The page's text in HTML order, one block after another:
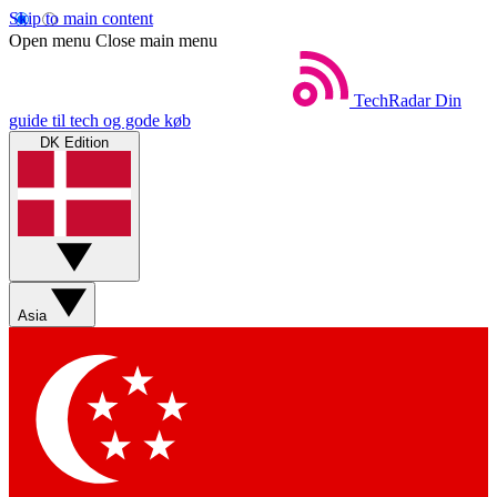
Skip to main content
Open menu Close main menu
TechRadar Din
guide til tech og gode køb
DK Edition
Asia